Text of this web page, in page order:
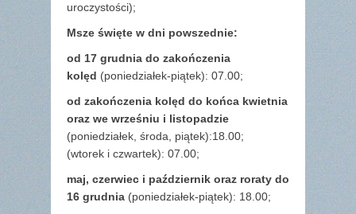
uroczystości);
Msze święte w dni powszednie:
od 17 grudnia do zakończenia
kolęd (poniedziałek-piątek): 07.00;
od zakończenia kolęd do końca kwietnia
oraz we wrześniu i listopadzie
(poniedziałek, środa, piątek):18.00;
(wtorek i czwartek): 07.00;
maj, czerwiec i październik oraz roraty do
16 grudnia (poniedziałek-piątek): 18.00;